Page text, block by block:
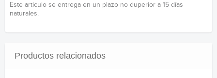
Este articulo se entrega en un plazo no duperior a 15 días
naturales.
Productos relacionados